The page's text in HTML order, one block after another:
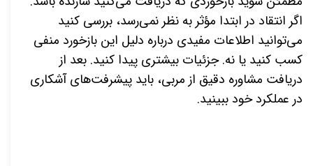
اگر انتقاد در ابتدا مؤثر به نظر نمی‌رسد، بررسی کنید
می‌توانید اطلاعات مفیدی درباره دلیل این بازخورد منفی
کسب کنید یا نه. جزئیات بیشتری پیدا کنید. بعد از
دریافت مشاوره دقیق از مربی، باید پیشرفت‌های آشکاری
در عملکرد خود ببینید.